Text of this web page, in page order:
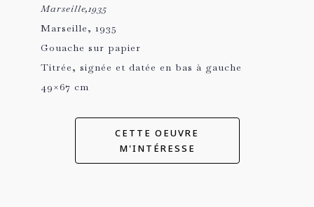
Marseille,1935
Marseille, 1935
Gouache sur papier
Titrée, signée et datée en bas à gauche
49×67 cm
CETTE OEUVRE
M'INTÉRESSE